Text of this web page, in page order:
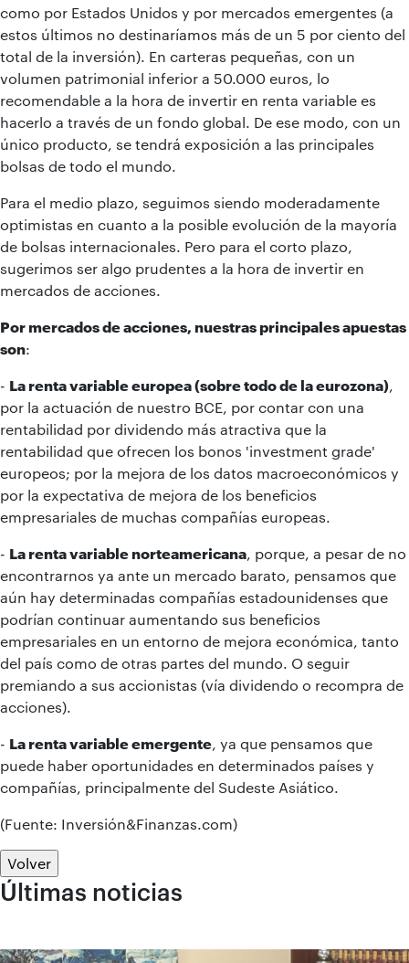
como por Estados Unidos y por mercados emergentes (a
estos últimos no destinaríamos más de un 5 por ciento del
total de la inversión). En carteras pequeñas, con un
volumen patrimonial inferior a 50.000 euros, lo
recomendable a la hora de invertir en renta variable es
hacerlo a través de un fondo global. De ese modo, con un
único producto, se tendrá exposición a las principales
bolsas de todo el mundo.
Para el medio plazo, seguimos siendo moderadamente
optimistas en cuanto a la posible evolución de la mayoría
de bolsas internacionales. Pero para el corto plazo,
sugerimos ser algo prudentes a la hora de invertir en
mercados de acciones.
Por mercados de acciones, nuestras principales apuestas
son:
- La renta variable europea (sobre todo de la eurozona)
por la actuación de nuestro BCE, por contar con una
rentabilidad por dividendo más atractiva que la
rentabilidad que ofrecen los bonos 'investment grade'
europeos; por la mejora de los datos macroeconómicos y
por la expectativa de mejora de los beneficios
empresariales de muchas compañías europeas.
- La renta variable norteamericana , porque, a pesar de no
encontrarnos ya ante un mercado barato, pensamos que
aún hay determinadas compañías estadounidenses que
podrían continuar aumentando sus beneficios
empresariales en un entorno de mejora económica, tanto
del país como de otras partes del mundo. O seguir
premiando a sus accionistas (vía dividendo o recompra de
acciones).
- La renta variable emergente , ya que pensamos que
puede haber oportunidades en determinados países y
compañías, principalmente del Sudeste Asiático.
(Fuente: Inversión&Finanzas.com)
Volver
Últimas noticias